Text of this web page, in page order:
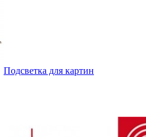
Подсветка для картин